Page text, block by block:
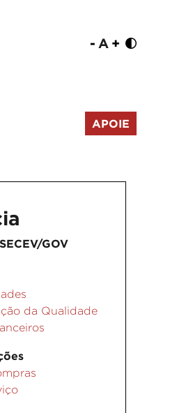
- A +
APOIE
GOV
da Qualidade